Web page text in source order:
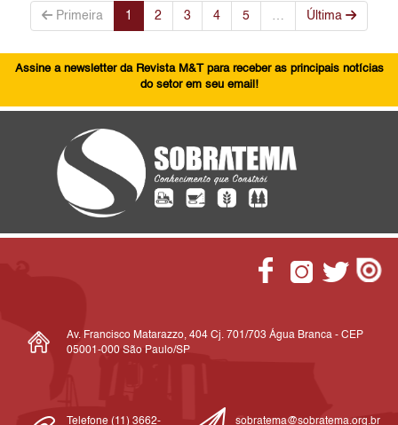
Primeira 1 2 3 4 5 Última
Assine a newsletter da Revista M&T para receber as principais notícias
do setor em seu email!
Av. Francisco Matarazzo, 404 Cj. 701/703 Água Branca - CEP
05001-000 São Paulo/SP
Telefone (11) 3662-
sobratema@sobratema.org.br